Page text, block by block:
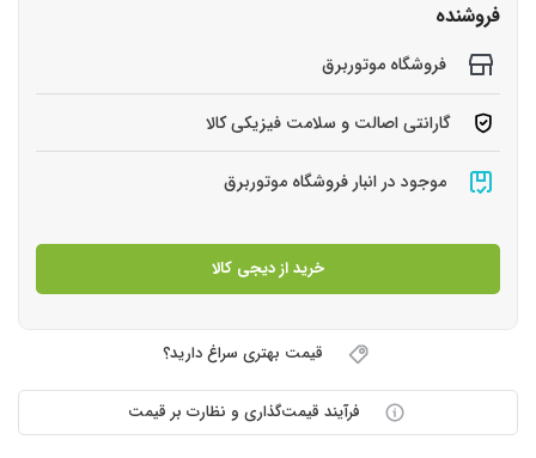
فروشنده
فروشگاه موتوربرق
گارانتی اصالت و سلامت فیزیکی کالا
موجود در انبار فروشگاه موتوربرق
خرید از دیجی کالا
قیمت بهتری سراغ دارید؟
فرآیند قیمت‌گذاری و نظارت بر قیمت